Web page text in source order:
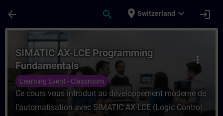
arrow_back search place Switzerland expand_more login
Cours - SIMATIC AX-LCE Programming
more_vert
SIMATIC AX-LCE Programming
Fundamentals
Learning Event - Classroom
Ce cours vous introduit au développement moderne de
l’automatisation avec SIMATIC AX-LCE (Logic Control